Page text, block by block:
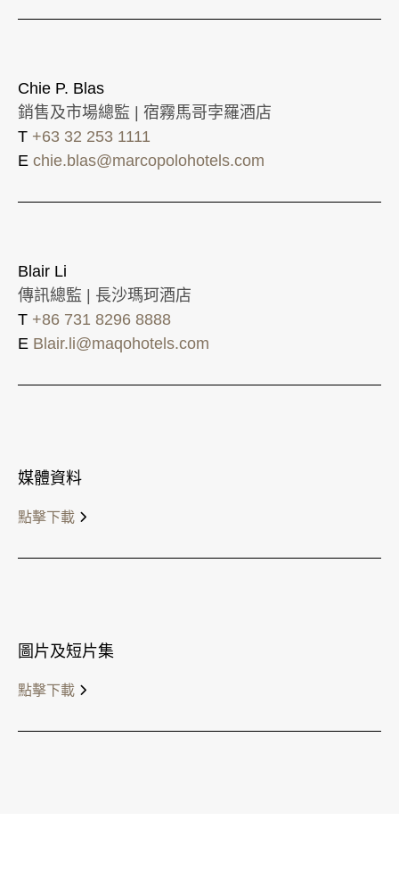
Chie P. Blas
銷售及市場總監 | 宿霧馬哥孛羅酒店
T +63 32 253 1111
E chie.blas@marcopolohotels.com
Blair Li
傳訊總監 | 長沙瑪珂酒店
T +86 731 8296 8888
E Blair.li@maqohotels.com
媒體資料
點擊下載
圖片及短片集
點擊下載